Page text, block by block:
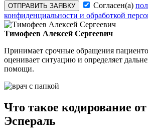
ОТПРАВИТЬ ЗАЯВКУ Согласен(а)
конфиденциальности и обработкой
Тимофеев Алексей Сергеевич
Принимает срочные обращения
оценивает ситуацию и определяет
помощи.
Что такое кодирование
Эспераль